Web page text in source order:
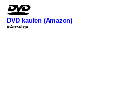
DVD kaufen (Amazon)
#Anzeige